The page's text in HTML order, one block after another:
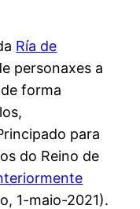
Ría de
personaxes a
forma
para
do Reino de
1-maio-2021).